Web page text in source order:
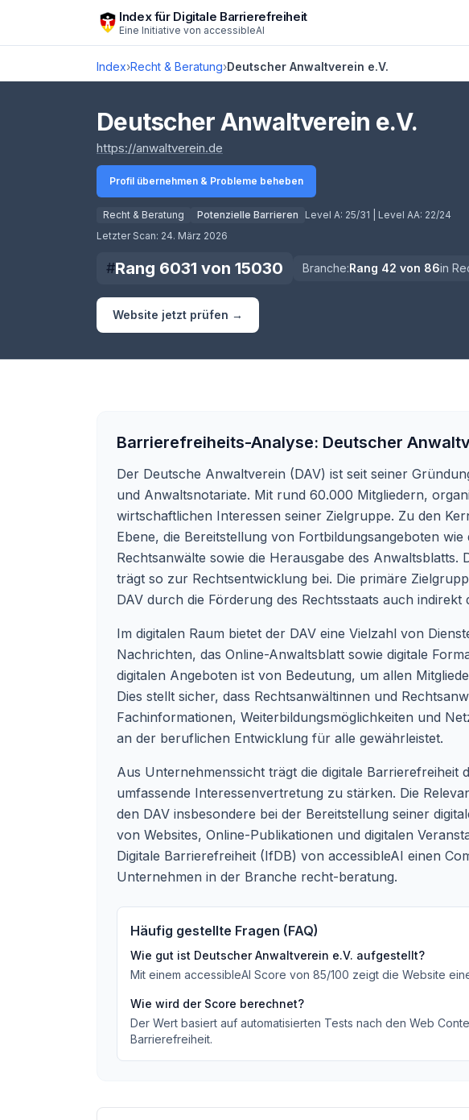
Zum Hauptinhalt springenIndex für Digitale Barrierefreiheit
Eine Initiative von accessibleAI
Index›Recht & Beratung›Deutscher Anwaltverein e.V.
Score lädt
Deutscher Anwaltverein e.V.
https://anwaltverein.de
Profil übernehmen & Probleme beheben
Recht & Beratung Potenzielle Barrieren Level A: 25/31 | Level AA: 22/24
Letzter Scan: 24. März 2026
#Rang 6031 von 15030 Branche:Rang 42 von 86in
Website jetzt prüfen →
Barrierefreiheits-Analyse: Deutscher
Der Deutsche Anwaltverein (DAV) ist seit seiner
und Anwaltsnotariate. Mit rund 60.000 Mitgliedern,
wirtschaftlichen Interessen seiner Zielgruppe. Zu den
Ebene, die Bereitstellung von Fortbildungsangeboten
Rechtsanwälte sowie die Herausgabe des
trägt so zur Rechtsentwicklung bei. Die primäre
DAV durch die Förderung des Rechtsstaats auch indirekt
Im digitalen Raum bietet der DAV eine Vielzahl von
Nachrichten, das Online-Anwaltsblatt sowie digitale
digitalen Angeboten ist von Bedeutung, um allen
Dies stellt sicher, dass Rechtsanwältinnen und
Fachinformationen, Weiterbildungsmöglichkeiten und
an der beruflichen Entwicklung für alle gewährleistet.
Aus Unternehmenssicht trägt die digitale Barrierefreiheit
umfassende Interessenvertretung zu stärken. Die
den DAV insbesondere bei der Bereitstellung seiner
von Websites, Online-Publikationen und digitalen
Digitale Barrierefreiheit (IfDB) von accessibleAI einen
Unternehmen in der Branche recht-beratung.
Häufig gestellte Fragen (FAQ)
Wie gut ist Deutscher Anwaltverein e.V. aufgestellt?
Mit einem accessibleAI Score von 85/100 zeigt die Website
Wie wird der Score berechnet?
Der Wert basiert auf automatisierten Tests nach den Web
Barrierefreiheit.